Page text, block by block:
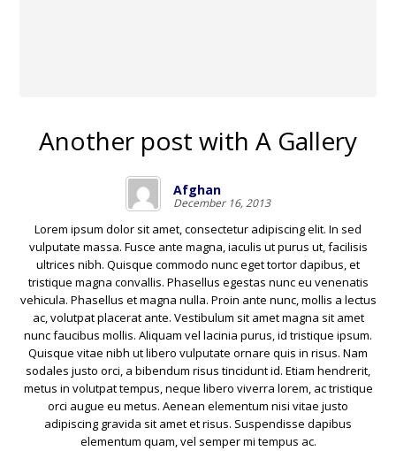
Another post with A Gallery
Afghan
December 16, 2013
Lorem ipsum dolor sit amet, consectetur adipiscing elit. In sed
vulputate massa. Fusce ante magna, iaculis ut purus ut, facilisis
ultrices nibh. Quisque commodo nunc eget tortor dapibus, et
tristique magna convallis. Phasellus egestas nunc eu venenatis
vehicula. Phasellus et magna nulla. Proin ante nunc, mollis a lectus
ac, volutpat placerat ante. Vestibulum sit amet magna sit amet
nunc faucibus mollis. Aliquam vel lacinia purus, id tristique ipsum.
Quisque vitae nibh ut libero vulputate ornare quis in risus. Nam
sodales justo orci, a bibendum risus tincidunt id. Etiam hendrerit,
metus in volutpat tempus, neque libero viverra lorem, ac tristique
orci augue eu metus. Aenean elementum nisi vitae justo
adipiscing gravida sit amet et risus. Suspendisse dapibus
elementum quam, vel semper mi tempus ac.